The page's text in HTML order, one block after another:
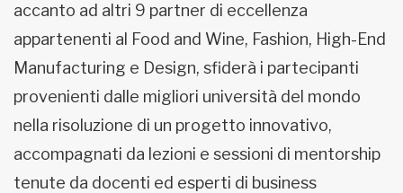
accanto ad altri 9 partner di eccellenza
appartenenti al Food and Wine, Fashion, High-End
Manufacturing e Design, sfiderà i partecipanti
provenienti dalle migliori università del mondo
nella risoluzione di un progetto innovativo,
accompagnati da lezioni e sessioni di mentorship
tenute da docenti ed esperti di business